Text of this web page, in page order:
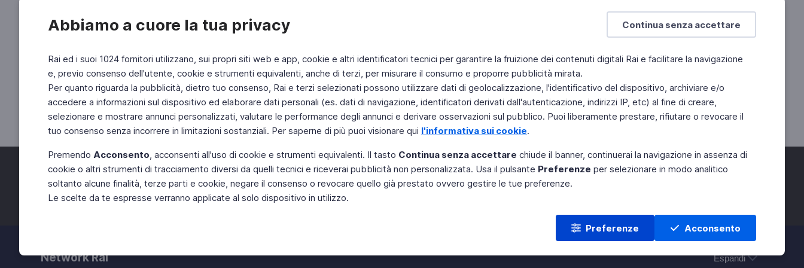
Continua senza accettare
Abbiamo a cuore la tua privacy
Rai ed i suoi 1024 fornitori utilizzano, sui propri siti web e app, cookie e altri identificatori tecnici per garantire la fruizione dei contenuti digitali Rai e facilitare la navigazione
e, previo consenso dell'utente, cookie e strumenti equivalenti, anche di terzi, per misurare il consumo e proporre pubblicità mirata.
Per quanto riguarda la pubblicità, dietro tuo consenso, Rai e terzi selezionati possono utilizzare dati di geolocalizzazione, l'identificativo del dispositivo, archiviare e/o
accedere a informazioni sul dispositivo ed elaborare dati personali (es. dati di navigazione, identificatori derivati dall'autenticazione, indirizzi IP, etc) al fine di creare,
selezionare e mostrare annunci personalizzati, valutare le performance degli annunci e derivare osservazioni sul pubblico. Puoi liberamente prestare, rifiutare o revocare il
tuo consenso senza incorrere in limitazioni sostanziali. Per saperne di più puoi visionare qui l'informativa sui cookie.
Premendo Acconsento, acconsenti all'uso di cookie e strumenti equivalenti. Il tasto Continua senza accettare chiude il banner, continuerai la navigazione in assenza di
cookie o altri strumenti di tracciamento diversi da quelli tecnici e riceverai pubblicità non personalizzata. Usa il pulsante Preferenze per selezionare in modo analitico
soltanto alcune finalità, terze parti e cookie, negare il consenso o revocare quello già prestato ovvero gestire le tue preferenze.
Le scelte da te espresse verranno applicate al solo dispositivo in utilizzo.
Preferenze Acconsento
Facebook Twitter Instagram